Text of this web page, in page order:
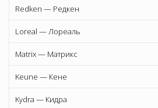
Redken — Редкен
Loreal — Лореаль
Matrix — Матрикс
Keune — Кене
Kydra — Кидра